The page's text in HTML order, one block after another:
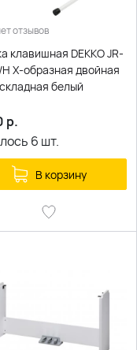
отзывов
клавишная DEKKO JR-
X-образная двойная
белый
р.
6 шт.
В корзину